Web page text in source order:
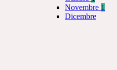
Novembre 1
Dicembre